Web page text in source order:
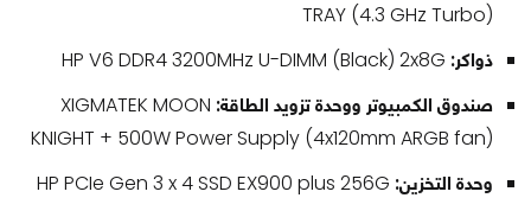
TRAY (4.3 GHz Turbo)
ذواكر: HP V6 DDR4 3200MHz U-DIMM (Black) 2x8G
صندوق الكمبيوتر ووحدة تزويد الطاقة: XIGMATEK MOON
KNIGHT + 500W Power Supply (4x120mm ARGB fan)
وحدة التخزين: HP PCIe Gen 3 x 4 SSD EX900 plus 256G